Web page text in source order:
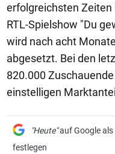
erfolgreichsten Zeiten
RTL-Spielshow "Du
wird nach acht
abgesetzt. Bei den
820.000
einstelligen
"Heute"auf Google als
festlegen